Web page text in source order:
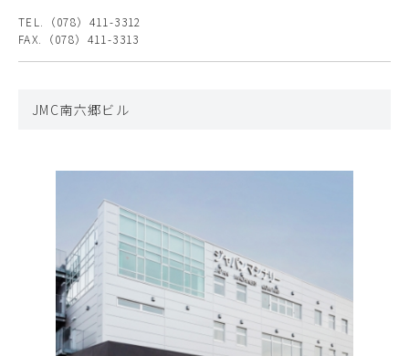
TEL.（078）411-3312
FAX.（078）411-3313
JMC南六郷ビル